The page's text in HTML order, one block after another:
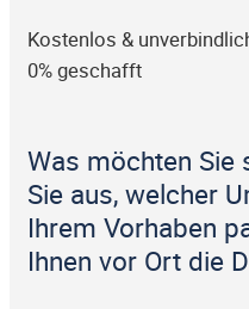
Kostenlos &
0% geschafft
Was möchten Sie
Sie aus, welcher
Ihrem Vorhaben
Ihnen vor Ort die